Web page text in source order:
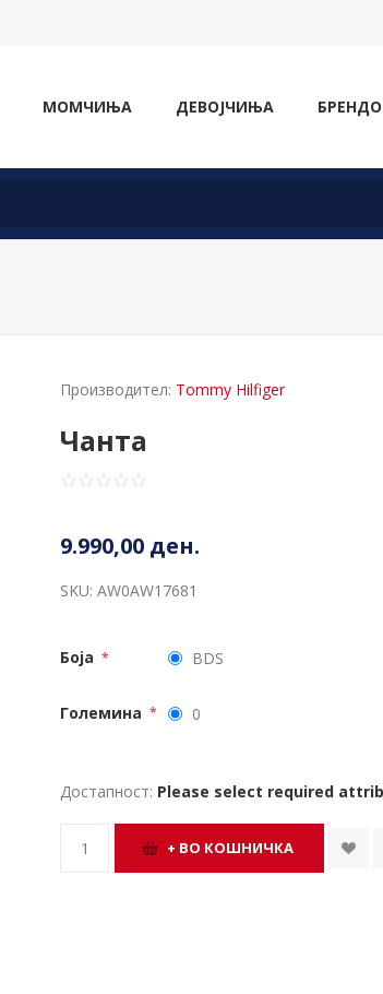
МОМЧИЊА ДЕВОЈЧИЊА
Производител: Tommy Hilfiger
Чанта
9.990,00 ден.
SKU: AW0AW17681
Боја * BDS
Големина * 0
Достапност: Please select required